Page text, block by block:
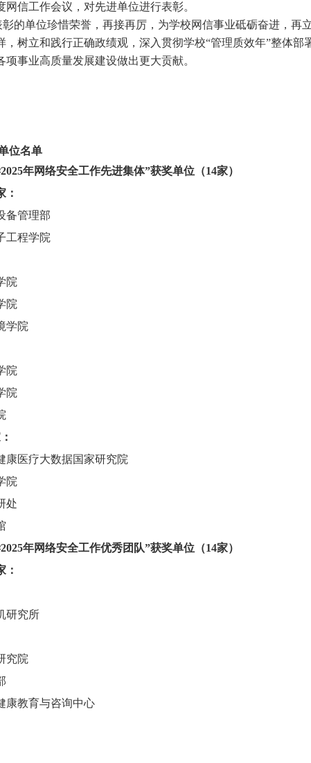
网信工作会议，对先进单位进行表彰。
的单位珍惜荣誉，再接再厉，为学校网信事业砥砺奋进，再立
，树立和践行正确政绩观，深入贯彻学校“管理质效年”整体
项事业高质量发展建设做出更大贡献。
位名单
年网络安全工作先进集体”获奖单位（14家）
：
备管理部
工程学院
院
院
学院
院
院
康医疗大数据国家研究院
院
处
年网络安全工作优秀团队”获奖单位（14家）
：
研究所
究院
康教育与咨询中心